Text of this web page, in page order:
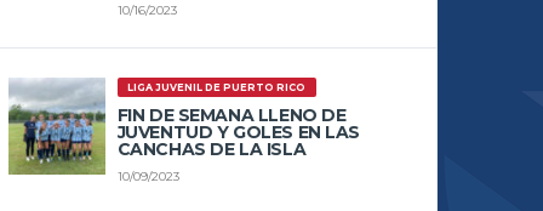
10/16/2023
LIGA JUVENIL DE PUERTO RICO
FIN DE SEMANA LLENO DE
JUVENTUD Y GOLES EN LAS
CANCHAS DE LA ISLA
10/09/2023